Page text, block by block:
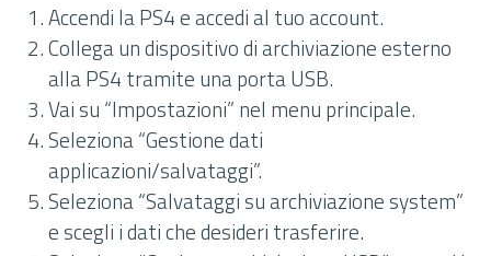
Accendi la PS4 e accedi al tuo account.
Collega un dispositivo di archiviazione esterno
alla PS4 tramite una porta USB.
Vai su “Impostazioni” nel menu principale.
Seleziona “Gestione dati
applicazioni/salvataggi”.
Seleziona “Salvataggi su archiviazione system”
e scegli i dati che desideri trasferire.